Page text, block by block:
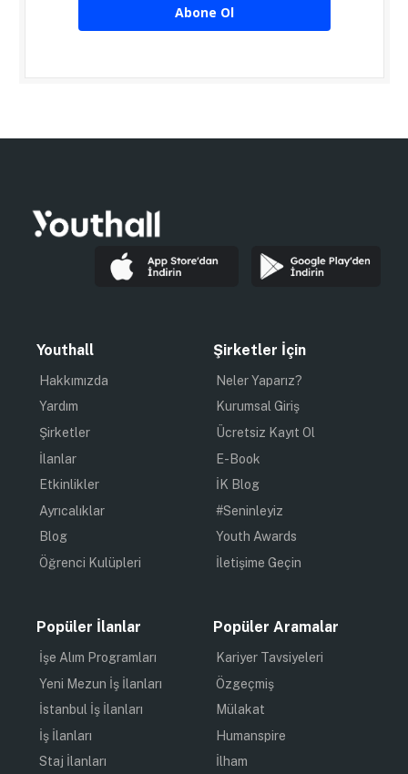
Abone Ol
Youthall
Hakkımızda
Yardım
Şirketler
İlanlar
Etkinlikler
Ayrıcalıklar
Blog
Öğrenci Kulüpleri
Şirketler İçin
Neler Yaparız?
Kurumsal Giriş
Ücretsiz Kayıt Ol
E-Book
İK Blog
#Seninleyiz
Youth Awards
İletişime Geçin
Popüler İlanlar
İşe Alım Programları
Yeni Mezun İş İlanları
İstanbul İş İlanları
İş İlanları
Staj İlanları
Popüler Aramalar
Kariyer Tavsiyeleri
Özgeçmiş
Mülakat
Humanspire
İlham